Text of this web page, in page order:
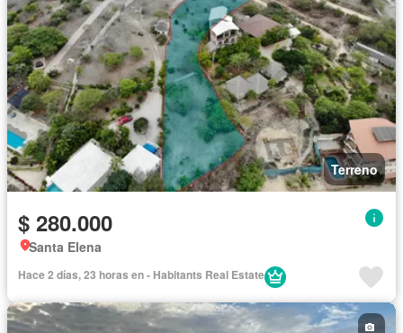
Terreno
$ 280.000
Santa Elena
Hace 2 días, 23 horas en - Habitants Real Estate